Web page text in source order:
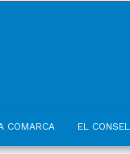
COMARCA EL